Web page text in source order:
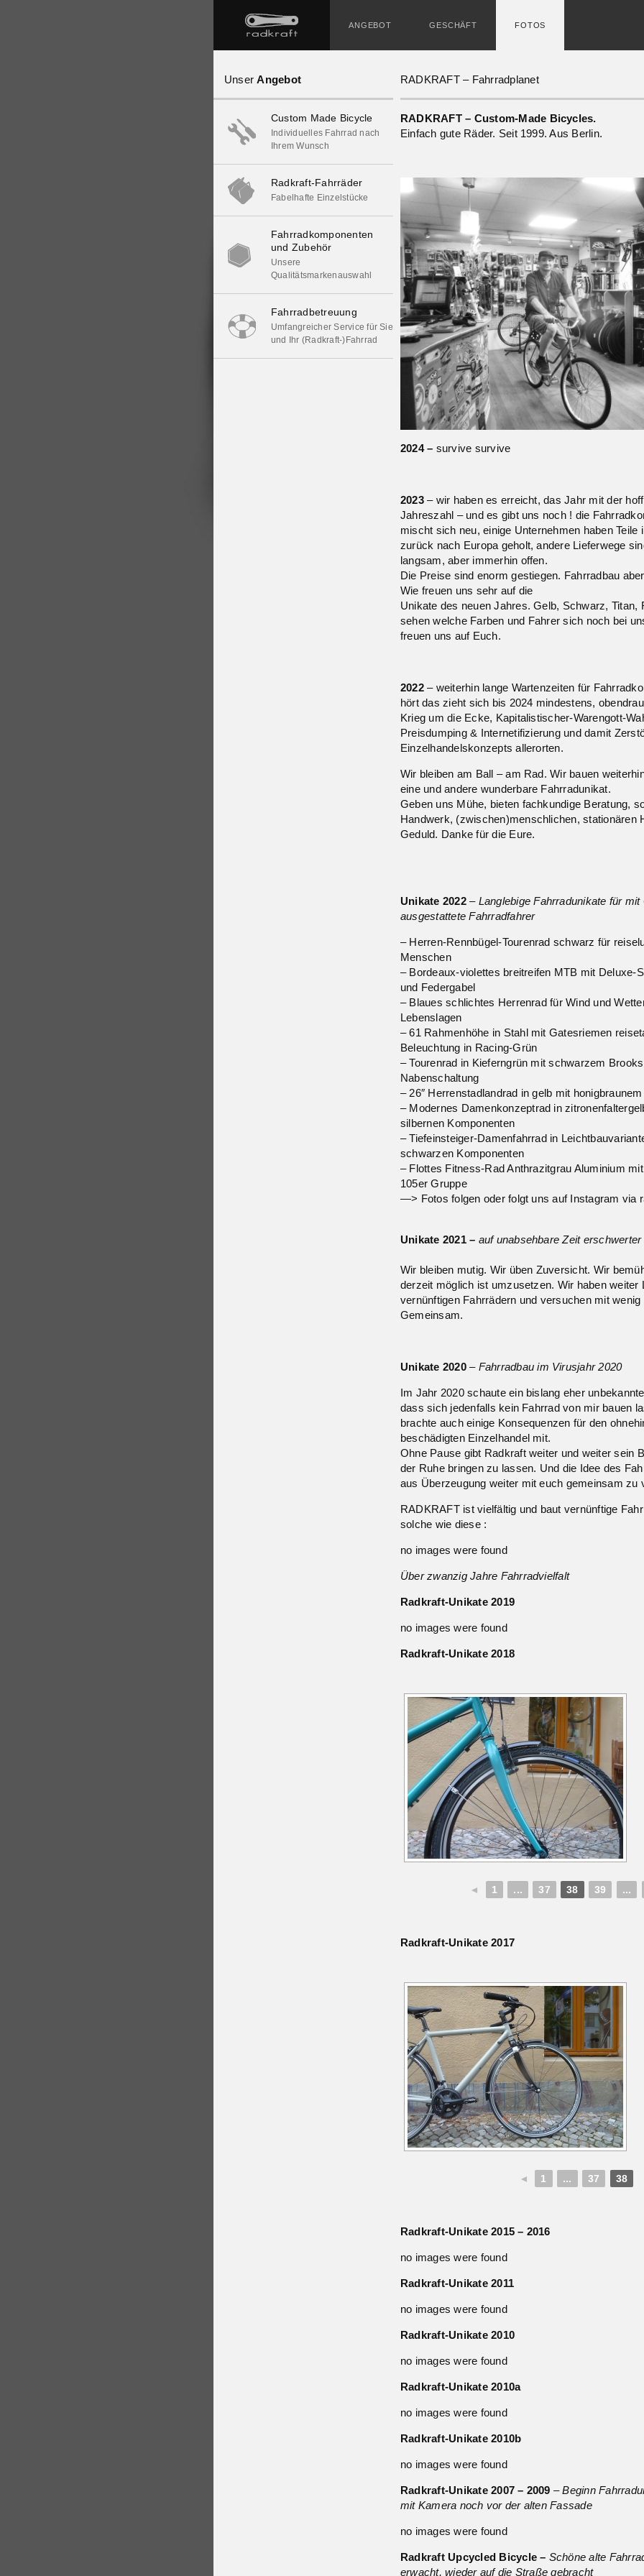
ANGEBOT GESCHÄFT FOTOS
UnserAngebot
Custom Made Bicycle
Individuelles Fahrrad nach
Ihrem Wunsch
Radkraft-Fahrräder
Fabelhafte Einzelstücke
Fahrradkomponenten
und Zubehör
Unsere
Qualitätsmarkenauswahl
Fahrradbetreuung
Umfangreicher Service für Sie
und Ihr (Radkraft-)Fahrrad
RADKRAFT – Fahrradplanet
RADKRAFT – Custom-Made Bicycles.
Einfach gute Räder. Seit 1999. Aus Berlin.
2024 – survive survive
2023– wir haben es erreicht, das Jahr mit der
Jahreszahl – und es gibt uns noch ! die
mischt sich neu, einige Unternehmen haben Teile
zurück nach Europa geholt, andere Lieferwege
langsam, aber immerhin offen.
Die Preise sind enorm gestiegen. Fahrradbau
Wie freuen uns sehr auf die
Unikate des neuen Jahres. Gelb, Schwarz, Titan,
sehen welche Farben und Fahrer sich noch bei
freuen uns auf Euch.
2022– weiterhin lange Wartenzeiten für
hört das zieht sich bis 2024 mindestens,
Krieg um die Ecke, Kapitalistischer-Warengott-
Preisdumping & Internetifizierung und damit
Einzelhandelskonzepts allerorten.
Wir bleiben am Ball – am Rad. Wir bauen
eine und andere wunderbare Fahrradunikat.
Geben uns Mühe, bieten fachkundige Beratung,
Handwerk, (zwischen)menschlichen, stationären
Geduld. Danke für die Eure.
Unikate 2022 – Langlebige Fahrradunikate für mit
ausgestattete Fahrradfahrer
– Herren-Rennbügel-Tourenrad schwarz für
Menschen
– Bordeaux-violettes breitreifen MTB mit Deluxe-
und Federgabel
– Blaues schlichtes Herrenrad für Wind und
Lebenslagen
– 61 Rahmenhöhe in Stahl mit Gatesriemen
Beleuchtung in Racing-Grün
– Tourenrad in Kieferngrün mit schwarzem
Nabenschaltung
– 26″ Herrenstadlandrad in gelb mit
– Modernes Damenkonzeptrad in
silbernen Komponenten
– Tiefeinsteiger-Damenfahrrad in
schwarzen Komponenten
– Flottes Fitness-Rad Anthrazitgrau Aluminium
105er Gruppe
—> Fotos folgen oder folgt uns auf Instagram via
Unikate 2021– auf unabsehbare Zeit
Wir bleiben mutig. Wir üben Zuversicht. Wir
derzeit möglich ist umzusetzen. Wir haben weiter
vernünftigen Fahrrädern und versuchen mit
Gemeinsam.
Unikate 2020– Fahrradbau im Virusjahr 2020
Im Jahr 2020 schaute ein bislang eher
dass sich jedenfalls kein Fahrrad von mir bauen
brachte auch einige Konsequenzen für den
beschädigten Einzelhandel mit.
Ohne Pause gibt Radkraft weiter und weiter sein
der Ruhe bringen zu lassen. Und die Idee des
aus Überzeugung weiter mit euch gemeinsam zu
RADKRAFT ist vielfältig und baut vernünftige
solche wie diese :
no images were found
Über zwanzig Jahre Fahrradvielfalt
Radkraft-Unikate 2019
no images were found
Radkraft-Unikate 2018
◄ 1 ... 37 38 39 ...
Radkraft-Unikate 2017
◄ 1 ... 37 38
Radkraft-Unikate 2015 – 2016
no images were found
Radkraft-Unikate 2011
no images were found
Radkraft-Unikate 2010
no images were found
Radkraft-Unikate 2010a
no images were found
Radkraft-Unikate 2010b
no images were found
Radkraft-Unikate 2007 – 2009 – Beginn
mit Kamera noch vor der alten Fassade
no images were found
Radkraft Upcycled Bicycle – Schöne alte
erwacht, wieder auf die Straße gebracht